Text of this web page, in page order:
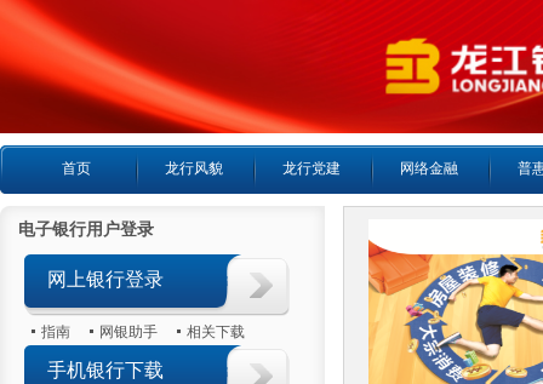
首页 龙行风貌 龙行党建 网络金融 普
电子银行用户登录
网上银行登录
指南 网银助手 相关下载
手机银行下载